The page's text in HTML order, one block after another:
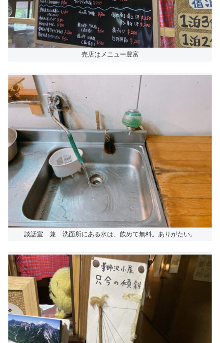
売店はメニュー豊富
談話室 兼 洗面所にある水は、飲めて無料。ありがたい。